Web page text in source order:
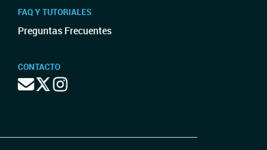
FAQ Y TUTORIALES
Preguntas Frecuentes
CONTACTO